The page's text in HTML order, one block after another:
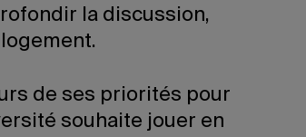
la discussion,
de ses priorités pour
souhaite jouer en